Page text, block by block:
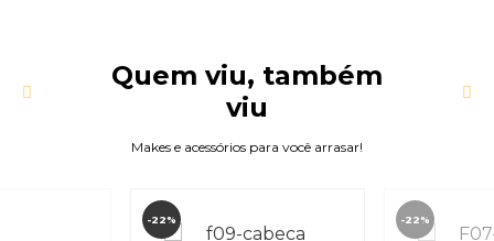
Quem viu, também
viu
Makes e acessórios para você arrasar!
-22% -22%